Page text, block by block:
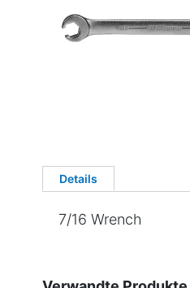
Details
7/16 Wrench